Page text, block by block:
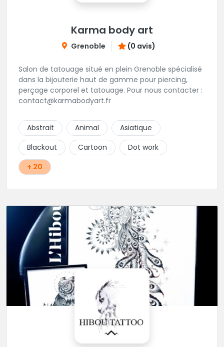
Karma body art
Grenoble (0 avis)
Salon de tatouage situé en plein Grenoble spécialisé
dans la bijouterie haut de gamme pour piercing,
perçage corporel et tatouage. Pour nous contacter :
contact@karmabodyart.fr
Abstrait Animal
Asiatique
Blackout
Cartoon
Dot work
+ 20